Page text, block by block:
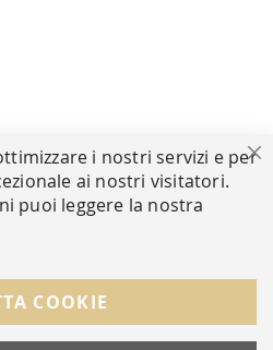
PAYMENTS
ON SOCIAL MEDIA
i nostri servizi e per
ai nostri visitatori.
puoi leggere la nostra
COOKIE